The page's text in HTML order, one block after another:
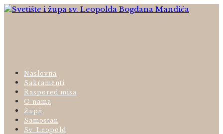
Naslovna
Sakramenti
Raspored misa
O nama
Župa
Samostan
Sv. Leopold